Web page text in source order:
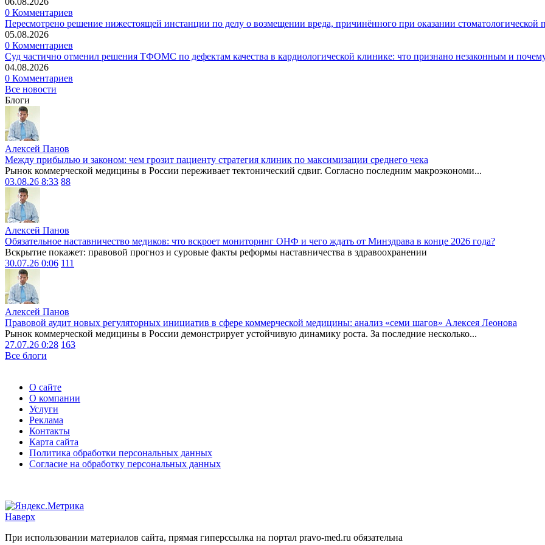
0 Комментариев
Пересмотрено решение нижестоящей инстанции по делу о возмещении вреда, причинённого при оказании стоматологической
05.08.2026
0 Комментариев
Суд частично отменил решения ТФОМС по дефектам качества в кардиологической клинике: что признано незаконным и
04.08.2026
0 Комментариев
Все новости
Блоги
Алексей Панов
Между прибылью и законом: чем грозит пациенту стратегия клиник по максимизации среднего чека
Рынок коммерческой медицины в России переживает тектонический сдвиг. Согласно последним макроэкономи...
03.08.26 8:33 88
Алексей Панов
Обязательное наставничество медиков: что вскроет мониторинг ОНФ и чего ждать от Минздрава в конце 2026 года?
Вскрытие покажет: правовой прогноз и суровые факты реформы наставничества в здравоохранении
30.07.26 0:06 111
Алексей Панов
Правовой аудит новых регуляторных инициатив в сфере коммерческой медицины: анализ «семи шагов» Алексея Леонова
Рынок коммерческой медицины в России демонстрирует устойчивую динамику роста. За последние несколько...
27.07.26 0:28 163
Все блоги
О сайте
О компании
Услуги
Реклама
Контакты
Карта сайта
Политика обработки персональных данных
Согласие на обработку персональных данных
Наверх
При использовании материалов сайта, прямая гиперссылка на портал pravo-med.ru обязательна